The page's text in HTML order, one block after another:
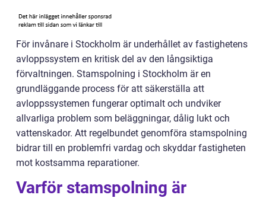
För invånare i Stockholm är underhållet av fastighetens
avloppssystem en kritisk del av den långsiktiga
förvaltningen. Stamspolning i Stockholm är en
grundläggande process för att säkerställa att
avloppssystemen fungerar optimalt och undviker
allvarliga problem som beläggningar, dålig lukt och
vattenskador. Att regelbundet genomföra stamspolning
bidrar till en problemfri vardag och skyddar fastigheten
mot kostsamma reparationer.
Varför stamspolning är